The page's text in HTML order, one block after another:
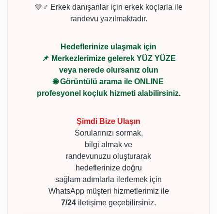
💙♂ Erkek danışanlar için erkek koçlarla ile
randevu yazılmaktadır.
Hedeflerinize ulaşmak için
📌 Merkezlerimize gelerek YÜZ YÜZE
veya nerede olursanız olun
🌐 Görüntülü arama ile ONLINE
profesyonel koçluk hizmeti alabilirsiniz.
Şimdi Bize Ulaşın
Sorularınızı sormak,
bilgi almak ve
randevunuzu oluşturarak
hedeflerinize doğru
sağlam adımlarla ilerlemek için
WhatsApp müşteri hizmetlerimiz ile
7/24 iletişime geçebilirsiniz.